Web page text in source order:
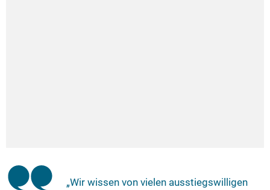
„Wir wissen von vielen ausstiegswilligen